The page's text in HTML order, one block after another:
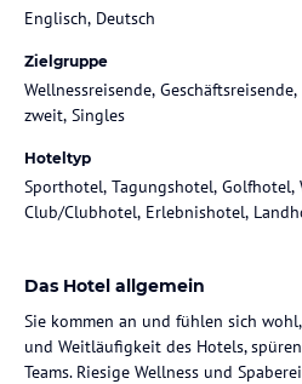
Englisch, Deutsch
Zielgruppe
Wellnessreisende,
zweit, Singles
Hoteltyp
Sporthotel, Tagungshotel, Golfhotel,
Club/Clubhotel, Erlebnishotel,
Das Hotel allgemein
Sie kommen an und fühlen sich
und Weitläufigkeit des Hotels,
Teams. Riesige Wellness und